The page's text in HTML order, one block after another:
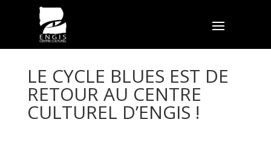
LE CYCLE BLUES EST DE
RETOUR AU CENTRE
CULTUREL D’ENGIS !